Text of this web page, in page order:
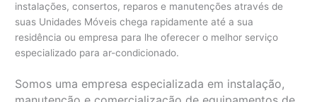
instalações, consertos, reparos e manutenções através de
suas Unidades Móveis chega rapidamente até a sua
residência ou empresa para lhe oferecer o melhor serviço
especializado para ar-condicionado.
Somos uma empresa especializada em instalação,